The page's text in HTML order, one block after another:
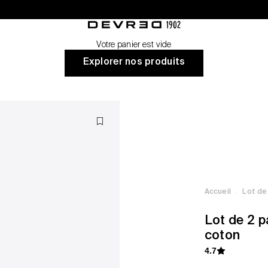
Devred 1902
Votre panier est vide
Explorer nos produits
Accueil · Lot
Lot de 2
coton
4.7